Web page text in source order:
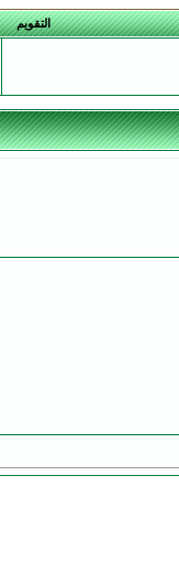
التقويم